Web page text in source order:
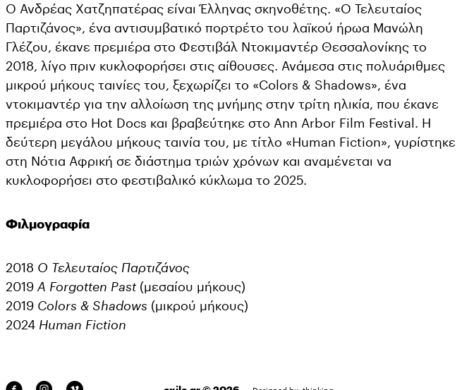
Ο Ανδρέας Χατζηπατέρας είναι Έλληνας σκηνοθέτης. «Ο Τελευταίος
Παρτιζάνος», ένα αντισυμβατικό πορτρέτο του λαϊκού ήρωα Μανώλη
Γλέζου, έκανε πρεμιέρα στο Φεστιβάλ Ντοκιμαντέρ Θεσσαλονίκης το
2018, λίγο πριν κυκλοφορήσει στις αίθουσες. Ανάμεσα στις πολυάριθμες
μικρού μήκους ταινίες του, ξεχωρίζει το «Colors & Shadows», ένα
ντοκιμαντέρ για την αλλοίωση της μνήμης στην τρίτη ηλικία, που έκανε
πρεμιέρα στο Hot Docs και βραβεύτηκε στο Ann Arbor Film Festival. Η
δεύτερη μεγάλου μήκους ταινία του, με τίτλο «Human Fiction», γυρίστηκε
στη Νότια Αφρική σε διάστημα τριών χρόνων και αναμένεται να
κυκλοφορήσει στο φεστιβαλικό κύκλωμα το 2025.
Φιλμογραφία
2018 Ο Τελευταίος Παρτιζάνος
2019 A Forgotten Past(μεσαίου μήκους)
2019 Colors & Shadows (μικρού μήκους)
2024 Human Fiction